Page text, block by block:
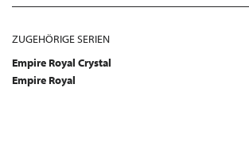
ZUGEHÖRIGE SERIEN
Empire Royal Crystal
Empire Royal